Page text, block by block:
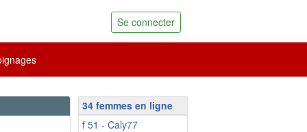
Se connecter
34 femmes en ligne
f 51 - Caly77